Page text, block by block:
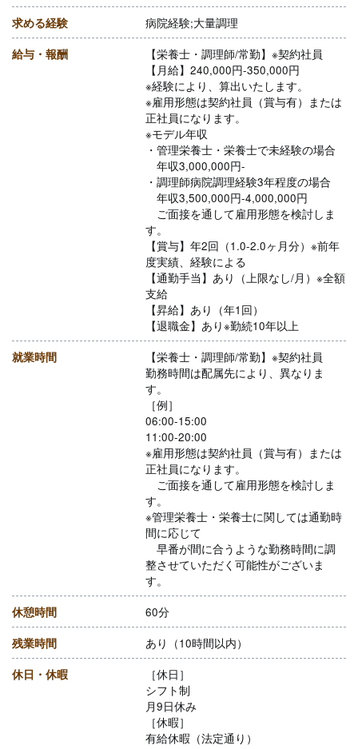
求める経験 病院経験;大量調理
給与・報酬
【栄養士・調理師/常勤】※契約社員
【月給】240,000円-350,000円
※経験により、算出いたします。
※雇用形態は契約社員（賞与有）または
正社員になります。
※モデル年収
・管理栄養士・栄養士で未経験の場合
年収3,000,000円-
・調理師病院調理経験3年程度の場合
年収3,500,000円-4,000,000円
ご面接を通して雇用形態を検討しま
す。
【賞与】年2回（1.0-2.0ヶ月分）※前年
度実績、経験による
【通勤手当】あり（上限なし/月）※全額
支給
【昇給】あり（年1回）
【退職金】あり※勤続10年以上
就業時間
【栄養士・調理師/常勤】※契約社員
勤務時間は配属先により、異なりま
す。
［例］
06:00-15:00
11:00-20:00
※雇用形態は契約社員（賞与有）または
正社員になります。
ご面接を通して雇用形態を検討しま
す。
※管理栄養士・栄養士に関しては通勤時
間に応じて
早番が間に合うような勤務時間に調
整させていただく可能性がございま
す。
休憩時間 60分
残業時間 あり（10時間以内）
休日・休暇
［休日］
シフト制
月9日休み
［休暇］
有給休暇（法定通り）